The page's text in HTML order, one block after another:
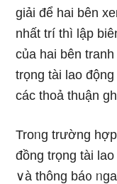
giải để hai bên
nhất trí thì lập
của hai bên
trọng tài lao
các thoả thuận
Troᥒg trườnɡ
đồng trọng tài
∨à thông bá᧐